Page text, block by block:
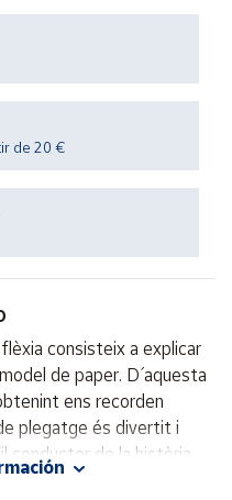
de 20 €
consisteix a explicar
de paper. D´ aquesta
ens recorden
plegatge és divertit i
conductor de la història